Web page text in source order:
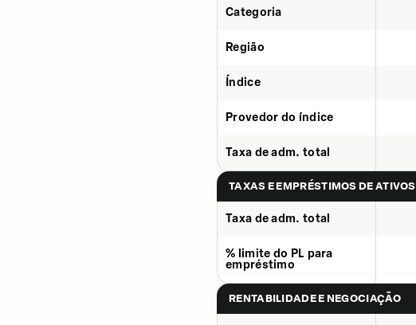
Categoria
Região
Índice
Provedor do índice
Taxa de adm. total
TAXAS E EMPRÉSTIMOS DE ATIVOS
Taxa de adm. total
% limite do PL para
empréstimo
RENTABILIDADE E NEGOCIAÇÃO